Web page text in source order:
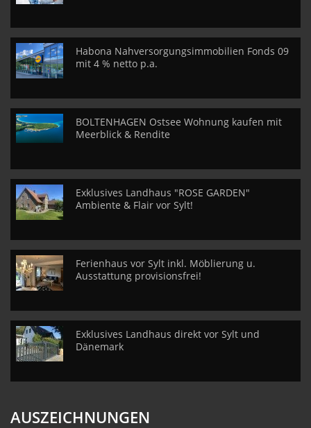
Habona Nahversorgungsimmobilien Fonds 09
mit 4 % netto p.a.
BOLTENHAGEN Ostsee Wohnung kaufen mit
Meerblick & Rendite
Exklusives Landhaus "ROSE GARDEN"
Ambiente & Flair vor Sylt!
Ferienhaus vor Sylt inkl. Möblierung u.
Ausstattung provisionsfrei!
Exklusives Landhaus direkt vor Sylt und
Dänemark
AUSZEICHNUNGEN